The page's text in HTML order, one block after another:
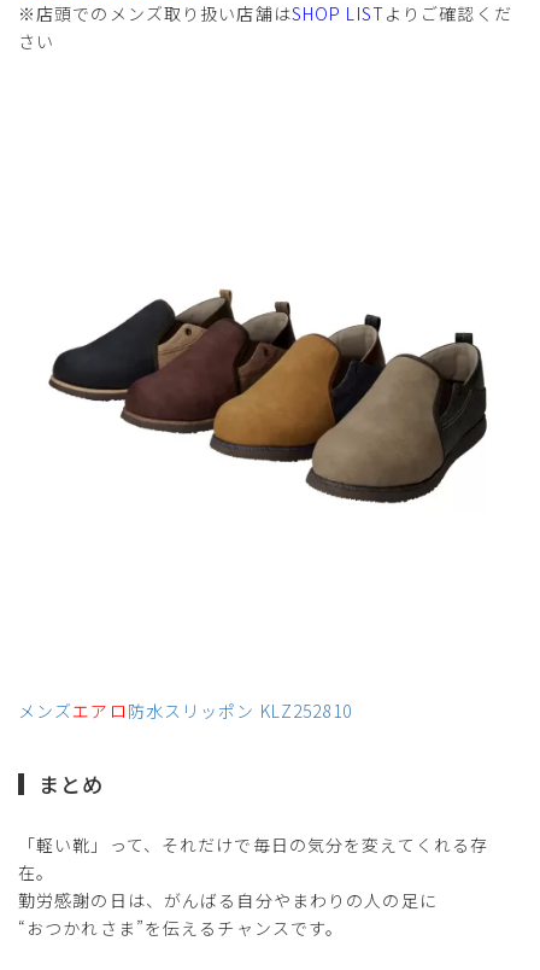
※店頭でのメンズ取り扱い店舗はSHOP LISTよりご確認くだ
さい
メンズエアロ 防水スリッポン KLZ252810
まとめ
「軽い靴」って、それだけで毎日の気分を変えてくれる存
在。
勤労感謝の日は、がんばる自分やまわりの人の足に
“おつかれさま”を伝えるチャンスです。